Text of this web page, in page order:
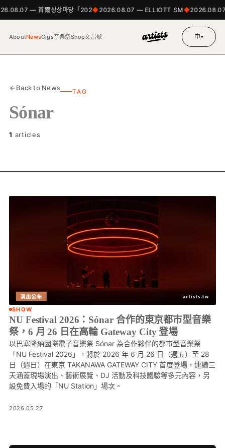
— 首爾상상마당「202 2026.08.07 — ELLIOTT SM
AboutNewsGigs音樂祭Shop文昌號 中▾
Back to News TAG
Sónar
1 articles
SHOW
NU Festival 2026：Sónar 合作的東京都市型音樂
祭，6 月 26 日在高輪 Gateway City 登場
以巴塞隆納國際電子音樂祭 Sónar 為合作夥伴的都市型音樂祭
「NU Festival 2026」，將於 2026 年 6 月 26 日（週五）至 28
日（週日）在東京 TAKANAWA GATEWAY CITY 首度登場，連續三
天涵蓋現場演出、藝術展覽、DJ 活動及科技體驗等多元內容，另
設免費入場的「NU Station」場次。
2026.05.27